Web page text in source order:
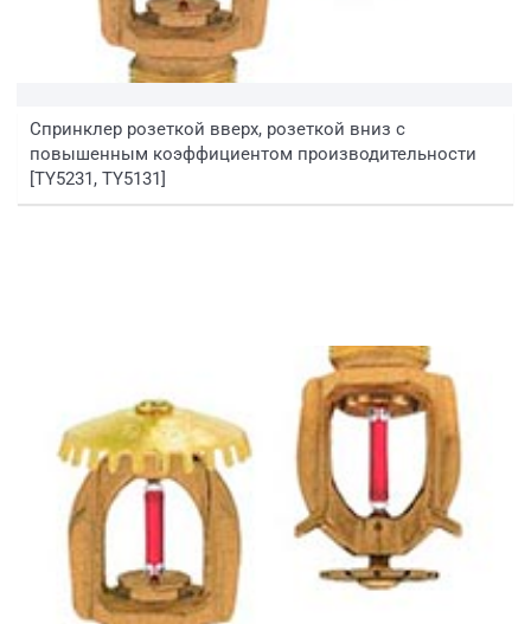
Спринклер розеткой вверх, розеткой вниз с
повышенным коэффициентом производительности
[TY5231, TY5131]